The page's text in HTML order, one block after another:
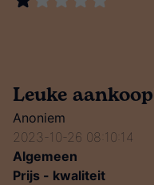
Leuke
Anoniem
2023-10-26 08:10:14
Algemeen
Prijs - kwaliteit